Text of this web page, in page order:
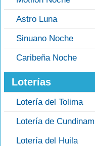
Astro Luna
Sinuano Noche
Caribeña Noche
Loterías
Lotería del Tolima
Lotería de
Lotería del Huila